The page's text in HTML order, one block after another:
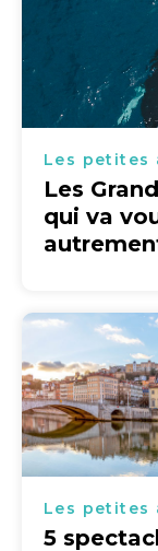
Les petites
Les
qui va
Les petites
5